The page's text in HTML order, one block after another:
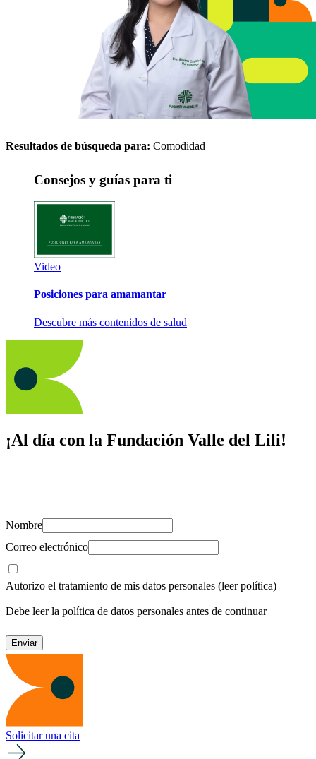
Resultados de búsqueda para: Comodidad
Consejos y guías para ti
Video
Posiciones para amamantar
Descubre más contenidos de salud
¡Al día con la Fundación Valle del Lili!
Nombre
Correo electrónico
Autorizo el tratamiento de mis datos personales (leer política)
Debe leer la política de datos personales antes de continuar
Solicitar una cita